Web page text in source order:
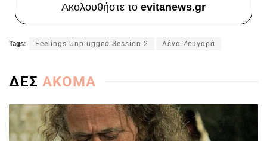
Ακολουθήστε το evitanews.gr
Tags: Feelings Unplugged Session 2 Λένα Ζευγαρά
ΔΕΣ ΑΚΟΜΑ